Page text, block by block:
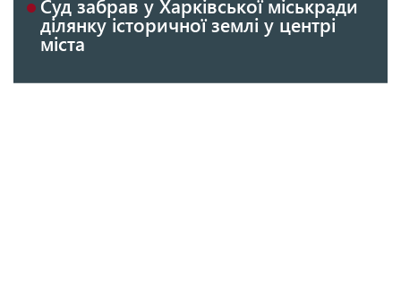
Суд забрав у Харківської міськради
ділянку історичної землі у центрі
міста